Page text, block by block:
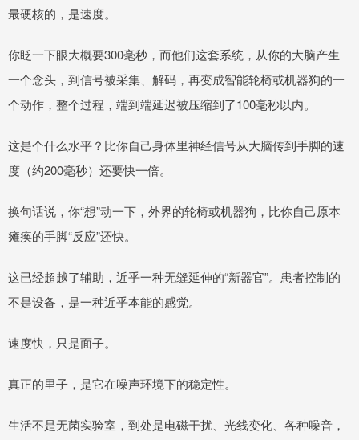
最硬核的，是速度。
你眨一下眼大概要300毫秒，而他们这套系统，从你的大脑产生
一个念头，到信号被采集、解码，再变成智能轮椅或机器狗的一
个动作，整个过程，端到端延迟被压缩到了100毫秒以内。
这是个什么水平？比你自己身体里神经信号从大脑传到手脚的速
度（约200毫秒）还要快一倍。
换句话说，你“想”动一下，外界的轮椅或机器狗，比你自己原本
瘫痪的手脚“反应”还快。
这已经超越了辅助，近乎一种无缝延伸的“新器官”。患者控制的
不是设备，是一种近乎本能的感觉。
速度快，只是面子。
真正的里子，是它在噪声环境下的稳定性。
生活不是无菌实验室，到处是电磁干扰、光线变化、各种噪音，